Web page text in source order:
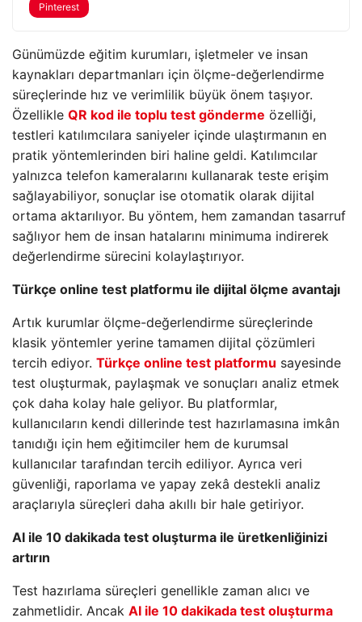
Pinterest
Günümüzde eğitim kurumları, işletmeler ve insan
kaynakları departmanları için ölçme-değerlendirme
süreçlerinde hız ve verimlilik büyük önem taşıyor.
Özellikle QR kod ile toplu test gönderme özelliği,
testleri katılımcılara saniyeler içinde ulaştırmanın en
pratik yöntemlerinden biri haline geldi. Katılımcılar
yalnızca telefon kameralarını kullanarak teste erişim
sağlayabiliyor, sonuçlar ise otomatik olarak dijital
ortama aktarılıyor. Bu yöntem, hem zamandan tasarruf
sağlıyor hem de insan hatalarını minimuma indirerek
değerlendirme sürecini kolaylaştırıyor.
Türkçe online test platformu ile dijital ölçme avantajı
Artık kurumlar ölçme-değerlendirme süreçlerinde
klasik yöntemler yerine tamamen dijital çözümleri
tercih ediyor. Türkçe online test platformu sayesinde
test oluşturmak, paylaşmak ve sonuçları analiz etmek
çok daha kolay hale geliyor. Bu platformlar,
kullanıcıların kendi dillerinde test hazırlamasına imkân
tanıdığı için hem eğitimciler hem de kurumsal
kullanıcılar tarafından tercih ediliyor. Ayrıca veri
güvenliği, raporlama ve yapay zekâ destekli analiz
araçlarıyla süreçleri daha akıllı bir hale getiriyor.
AI ile 10 dakikada test oluşturma ile üretkenliğinizi
artırın
Test hazırlama süreçleri genellikle zaman alıcı ve
zahmetlidir. Ancak AI ile 10 dakikada test oluşturma